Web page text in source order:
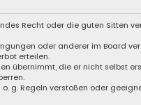
Recht oder die guten Sitten
oder anderer im Board
erteilen.
übernimmt, die er nicht selbst
g. Regeln verstoßen oder